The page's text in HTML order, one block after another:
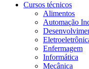
Cursos técnicos
Alimentos
Automação
Enfermagem
Informática
Mecânica